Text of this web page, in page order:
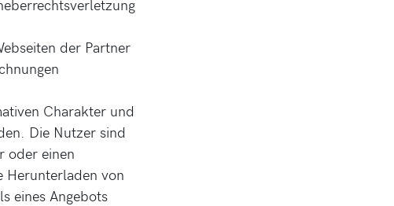
der Partner
Charakter und
Die Nutzer sind
oder einen
Herunterladen von
eines Angebots